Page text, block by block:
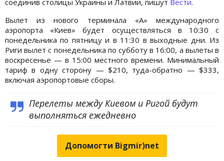
Вылет из нового терминала «А» международного
аэропорта «Киев» будет осуществляться в 10:30 с
понедельника по пятницу и в 11:30 в выходные дни. Из
Риги вылет с понедельника по субботу в 16:00, а вылеты в
воскресенье — в 15:00 местного времени. Минимальный
тариф в одну сторону — $210, туда-обратно — $333,
включая аэропортовые сборы.
Перелеты между Киевом и Ригой будут
выполняться ежедневно
Допомогти Bigmir)net